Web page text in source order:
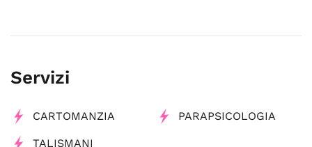
Servizi
CARTOMANZIA PARAPSICOLOGIA
TALISMANI